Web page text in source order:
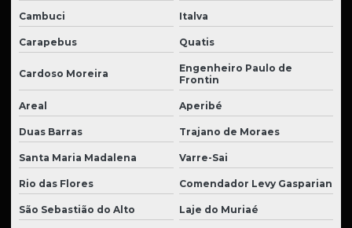
Cambuci Italva
Carapebus Quatis
Cardoso Moreira
Engenheiro Paulo de
Frontin
Areal Aperibé
Duas Barras Trajano de Moraes
Santa Maria Madalena Varre-Sai
Rio das Flores Comendador Levy Gasparian
São Sebastião do Alto Laje do Muriaé